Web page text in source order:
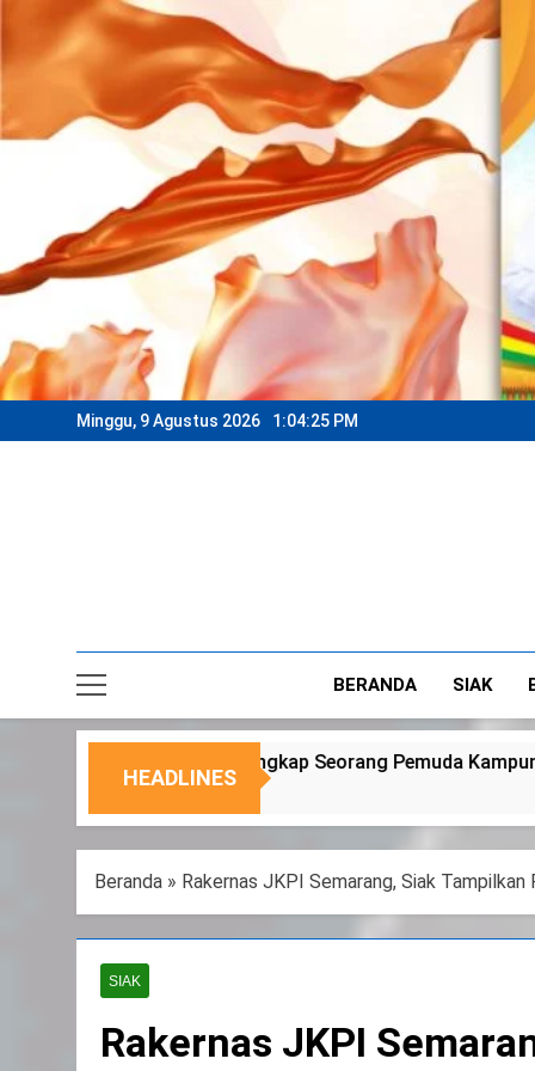
content
Minggu, 9 Agustus 2026 1:04:27 PM
BERANDA SIAK
HEADLINES
Seorang Pemuda Kampung Temusai
Beranda » Rakernas JKPI Semarang, Siak
SIAK
Rakernas JKPI